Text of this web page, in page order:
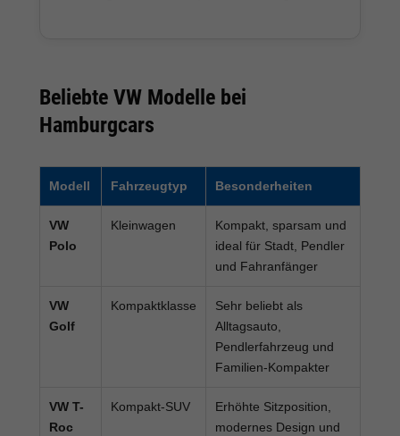
Beliebte VW Modelle bei
Hamburgcars
Modell Fahrzeugtyp Besonderheiten
VW
Polo
Kleinwagen
Kompakt, sparsam und
ideal für Stadt, Pendler
und Fahranfänger
VW
Golf
Kompaktklasse
Sehr beliebt als
Alltagsauto,
Pendlerfahrzeug und
Familien-Kompakter
VW T-
Roc
Kompakt-SUV
Erhöhte Sitzposition,
modernes Design und